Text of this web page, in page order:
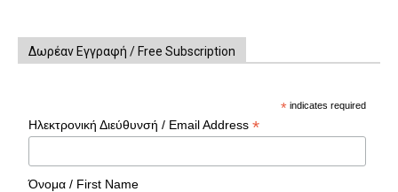
Δωρέαν Εγγραφή / Free Subscription
* indicates required
Ηλεκτρονική Διεύθυνσή / Email Address*
Όνομα / First Name